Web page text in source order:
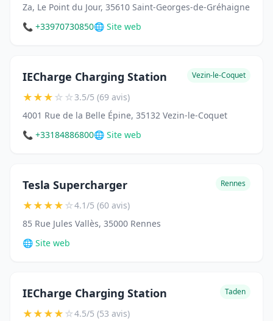
Za, Le Point du Jour, 35610 Saint-Georges-de-Gréhaigne
📞 +33970730850🌐 Site web
IECharge Charging Station Vezin-le-Coquet
★★★☆☆3.5/5 (69 avis)
4001 Rue de la Belle Épine, 35132 Vezin-le-Coquet
📞 +33184886800🌐 Site web
Tesla Supercharger Rennes
★★★★☆4.1/5 (60 avis)
85 Rue Jules Vallès, 35000 Rennes
🌐 Site web
IECharge Charging Station Taden
★★★★☆4.5/5 (53 avis)